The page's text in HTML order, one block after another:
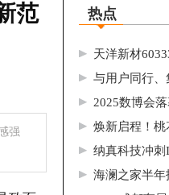
范
强
热点
天洋新材
与用户同行
2025数博会
焕新启程！桃
纳真科技冲刺
海澜之家半年